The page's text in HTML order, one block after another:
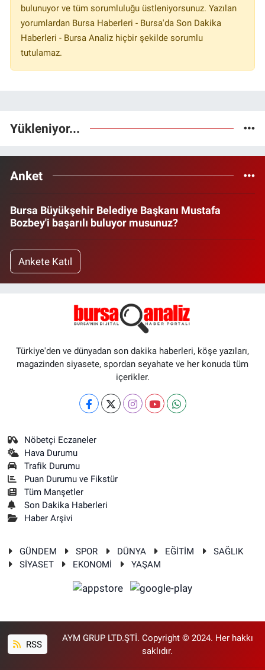
bulunuyor ve tüm sorumluluğu üstleniyorsunuz. Yazılan
yorumlardan Bursa Haberleri - Bursa'da Son Dakika
Haberleri - Bursa Analiz hiçbir şekilde sorumlu
tutulamaz.
Yükleniyor...
Anket
Bursa Büyükşehir Belediye Başkanı Mustafa
Bozbey'i başarılı buluyor musunuz?
Ankete Katıl
Türkiye'den ve dünyadan son dakika haberleri, köşe yazıları,
magazinden siyasete, spordan seyahate ve her konuda tüm
içerikler.
Nöbetçi Eczaneler
Hava Durumu
Trafik Durumu
Puan Durumu ve Fikstür
Tüm Manşetler
Son Dakika Haberleri
Haber Arşivi
GÜNDEM SPOR DÜNYA EĞİTİM
SAĞLIK
SİYASET
EKONOMİ YAŞAM
RSS
AYM GRUP LTD.ŞTİ. Copyright © 2024. Her hakkı
saklıdır.